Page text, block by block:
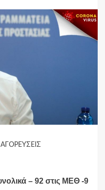
– 92 στις ΜΕΘ -9